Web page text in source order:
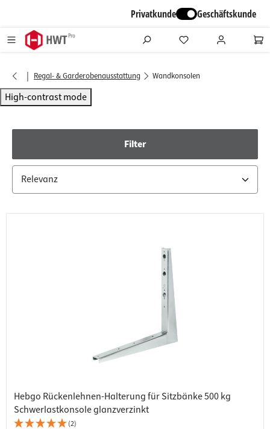
Privatkunde Geschäftskunde
| Regal- & Garderobenausstattung Wandkonsolen
High-contrast mode
Filter
Hebgo Rückenlehnen-Halterung für Sitzbänke 500 kg
Schwerlastkonsole glanzverzinkt
(2)